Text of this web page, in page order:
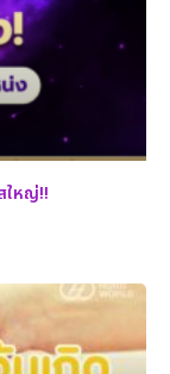
ใหญ่!!